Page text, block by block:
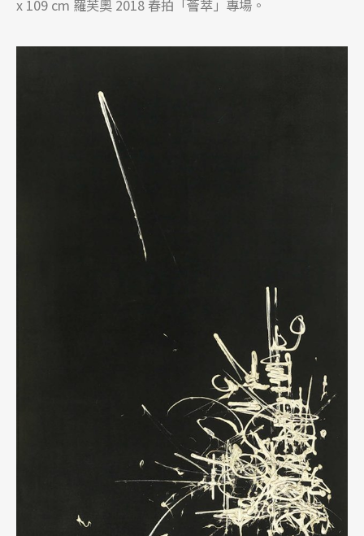
x 109 cm 羅芙奧 2018 春拍「薈萃」專場。